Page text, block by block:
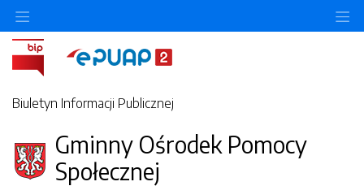
Biuletyn Informacji Publicznej
Gminny Ośrodek Pomocy
Społecznej